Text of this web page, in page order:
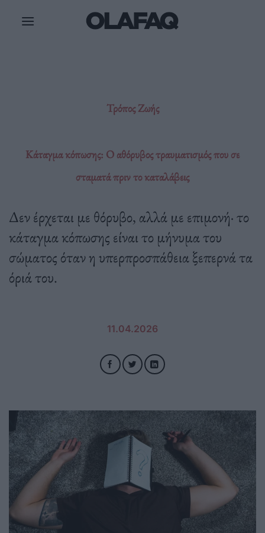
Τρόπος Ζωής
Κάταγμα κόπωσης: O αθόρυβος τραυματισμός που σε
σταματά πριν το καταλάβεις
Δεν έρχεται με θόρυβο, αλλά με επιμονή· το
κάταγμα κόπωσης είναι το μήνυμα του
σώματος όταν η υπερπροσπάθεια ξεπερνά τα
όριά του.
11.04.2026